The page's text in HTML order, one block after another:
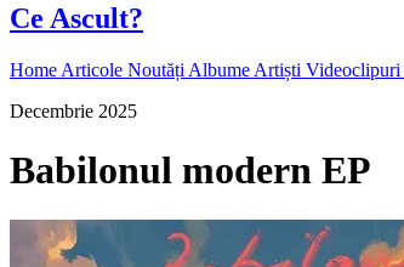
Ce Ascult?
Home Articole Noutăți Albume Artiști Videoclipuri
Decembrie 2025
Babilonul modern EP
Pagina externă